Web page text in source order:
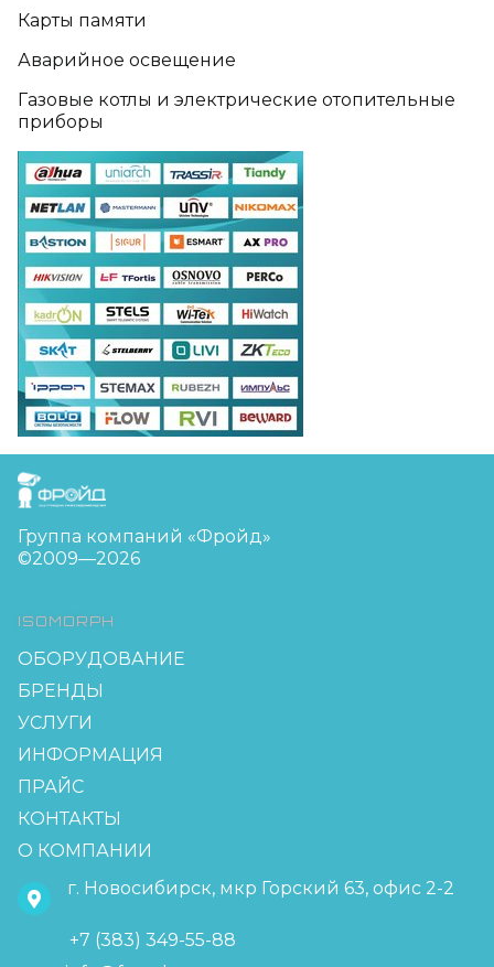
Карты памяти
Аварийное освещение
Газовые котлы и электрические отопительные
приборы
FreudGroup
Группа компаний «Фройд»
©2009—2026
ISOMORPH
ОБОРУДОВАНИЕ
БРЕНДЫ
УСЛУГИ
ИНФОРМАЦИЯ
ПРАЙС
КОНТАКТЫ
О КОМПАНИИ
г. Новосибирск, мкр Горский 63, офис 2-2
+7 (383) 349-55-88